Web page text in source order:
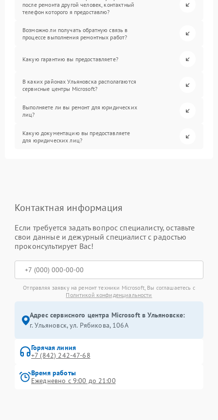
после ремонта другой человек, контактный
телефон которого я предоставлю?
Возможно ли получать обратную связь в
процессе выполнения ремонтных работ?
Какую гарантию вы предоставляете?
В каких районах Ульяновска располагаются
сервисные центры Microsoft?
Выполняете ли вы ремонт для юридических
лиц?
Какую документацию вы предоставляете
для юридических лиц?
Контактная информация
Если требуется задать вопрос специалисту, оставьте
свои данные и дежурный специалист с радостью
проконсультирует Вас!
Отправляя заявку на ремонт техники Microsoft, Вы соглашаетесь с
Политикой конфиденциальности
Адрес сервисного центра Microsoft в Ульяновске:
г. Ульяновск, ул. Рябикова, 106А
Горячая линия
+7 (842) 242-47-68
Время работы
Ежедневно с 9:00 до 21:00